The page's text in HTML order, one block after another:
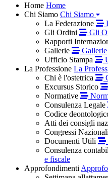
Home Home
Chi Siamo Chi Siamo
La Federazione
Gli Ordini
Gli
Rapporti
Gallerie
Gallerie
Ufficio Stampa
La Professione La
Chi è l'ostetrica
Excursus Storico
Normative
Consulenza Legale
Codice
Atti dei consigli
Congressi Nazionali
Documenti Utili
Consulenza
e fiscale
Approfondimenti